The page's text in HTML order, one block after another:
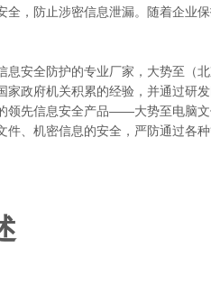
全，防止涉密信息泄漏。随着企业
息安全防护的专业厂家，大势至（
家政府机关积累的经验，并通过研
领先信息安全产品——大势至电脑
、机密信息的安全，严防通过各种